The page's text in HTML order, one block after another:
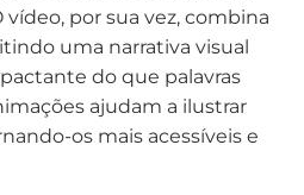
por sua vez, combina
uma narrativa visual
do que palavras
ajudam a ilustrar
os mais acessíveis e